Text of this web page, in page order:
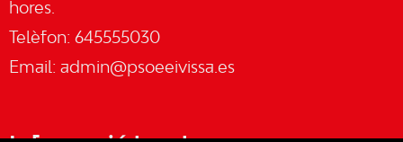
hores.
Telèfon: 645555030
Email: admin@psoeeivissa.es